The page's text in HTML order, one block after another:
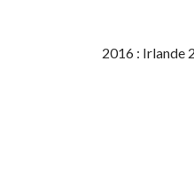
2016 : Irlande